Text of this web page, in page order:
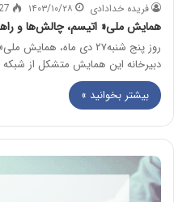
فریده خدادادی ۱۴۰۳/۱۰/۲۸
همایش ملی« اتیسم، چالش‌ها و
روز پنج شنبه۲۷ دی ماه،
دبیرخانه این همایش متشکل از
بیشتر بخوانید »